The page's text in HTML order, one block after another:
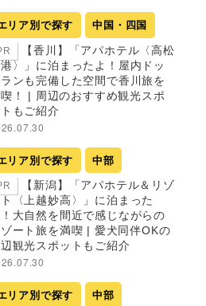
リア別で探す 中国・四国
【香川】「アパホテル〈高松
〉」に泊まったよ！屋内ドッ
ンも完備した空間で香川旅を
！ | 周辺のおすすめ観光スポ
もご紹介
リア別で探す 中部
【新潟】「アパホテル＆リゾ
〈上越妙高〉」に泊まった
大自然を間近で感じながらの
ゾート旅を満喫 | 愛犬同伴OKの
観光スポットもご紹介
リア別で探す 中部